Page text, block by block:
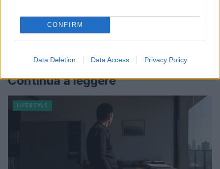
CONFIRM
Data Deletion Data Access Privacy Policy
Continua a leggere
LIFESTYLE